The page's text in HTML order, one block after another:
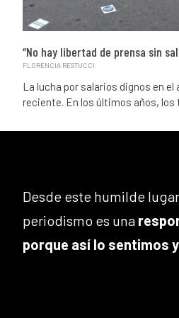
“No hay libertad de prensa sin
FLORENCIA RESTUCCI
La lucha por salarios dignos en el
reciente. En los últimos años, los
Desde este humilde
periodismo es una
porque así lo sentimos